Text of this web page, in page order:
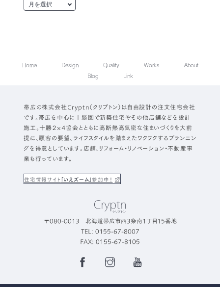
Home Design Quality Works
About
Blog
Link
帯広の株式会社Cryptn（クリプトン）は自由設計の注文住宅会社
です。帯広を中心に十勝圏で新築住宅やその他店舗などを設計
施工。十勝２×４協会とともに高断熱高気密な住まいづくりを大前
提に、顧客の要望、ライフスタイルを踏まえたワクワクするプランニン
グを得意としています。店舗、リフォーム・リノベーション・不動産事
業も行っています。
住宅情報サイト「いえズーム」参加中！
〒080-0013 北海道帯広市西3条南1丁目15番地
TEL: 0155-67-8007
FAX: 0155-67-8105
FacebookInstagramYouTube